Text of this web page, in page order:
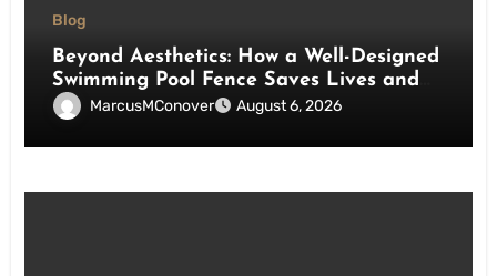
Blog
Beyond Aesthetics: How a Well-Designed
Swimming Pool Fence Saves Lives and
Enhances Your Outdoor Space
MarcusMConover August 6, 2026